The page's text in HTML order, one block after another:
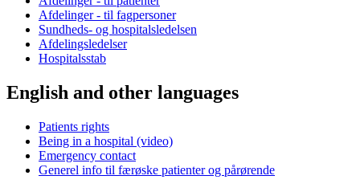
Afdelinger - til fagpersoner
Sundheds- og hospitalsledelsen
Afdelingsledelser
Hospitalsstab
English and other languages
Patients rights
Being in a hospital (video)
Emergency contact
Generel info til færøske patienter og pårørende